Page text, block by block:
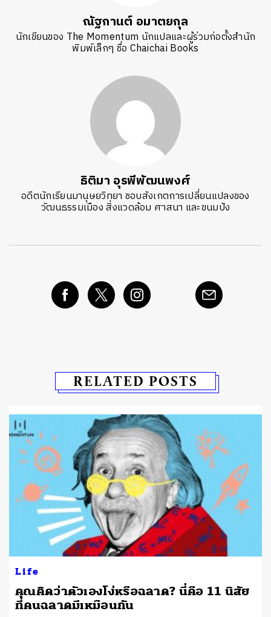
ณัฐกานต์ อมาตยกุล
นักเขียนของ The Momentum นักแปลและผู้ร่วมก่อตั้งสำนัก
พิมพ์เล็กๆ ชื่อ Chaichai Books
ธิติมา อุรพีพัฒนพงศ์
อดีตนักเรียนมานุษยวิทยา ชอบสังเกตการเปลี่ยนแปลงของ
วัฒนธรรมเมือง สิ่งแวดล้อม ศาสนา และขนมปัง
RELATED POSTS
Life
คุณคิดว่าตัวเองโง่หรือฉลาด? นี่คือ 11 นิสัย
ที่คนฉลาดมีเหมือนกัน